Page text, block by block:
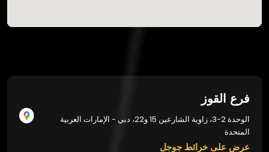
فرع القوز
الوحدة 2-3، زاوية الشارعين 15 و22، دبي - الإمارات العربية
المتحدة
عرض على خرائط جوجل